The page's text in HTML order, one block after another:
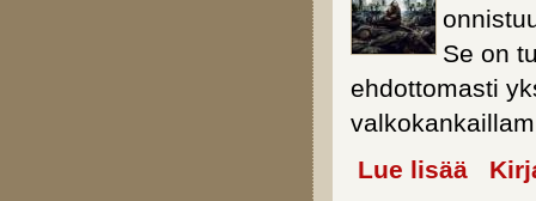
Se on
ehdottomasti
Lue lisää about